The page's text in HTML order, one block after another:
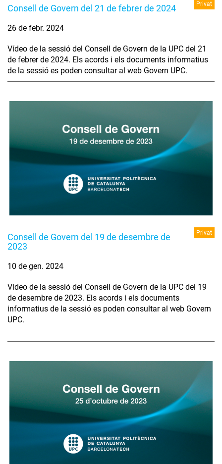
Consell de Govern del 21 de febrer de 2024 Privat
26 de febr. 2024
Vídeo de la sessió del Consell de Govern de la UPC del 21
de febrer de 2024. Els acords i els documents informatius
de la sessió es poden consultar al web Govern UPC.
Consell de Govern del 19 de desembre de
2023
Privat
10 de gen. 2024
Vídeo de la sessió del Consell de Govern de la UPC del 19
de desembre de 2023. Els acords i els documents
informatius de la sessió es poden consultar al web Govern
UPC.